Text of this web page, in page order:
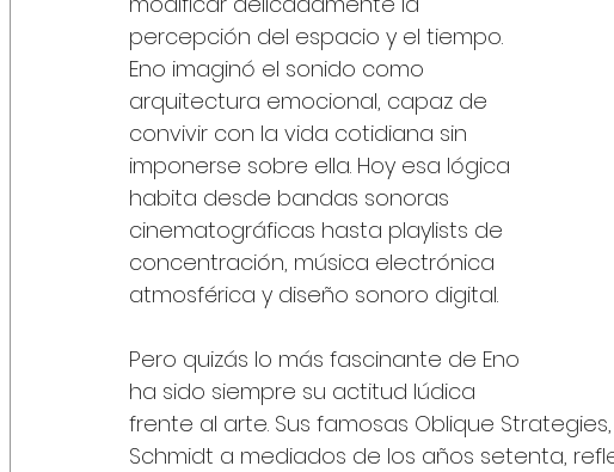
percepción del espacio y el tiempo.
Eno imaginó el sonido como
arquitectura emocional, capaz de
convivir con la vida cotidiana sin
imponerse sobre ella. Hoy esa lógica
habita desde bandas sonoras
cinematográficas hasta playlists de
concentración, música electrónica
atmosférica y diseño sonoro digital.
Pero quizás lo más fascinante de Eno
ha sido siempre su actitud lúdica
frente al arte. Sus famosas Oblique
Schmidt a mediados de los años setenta,